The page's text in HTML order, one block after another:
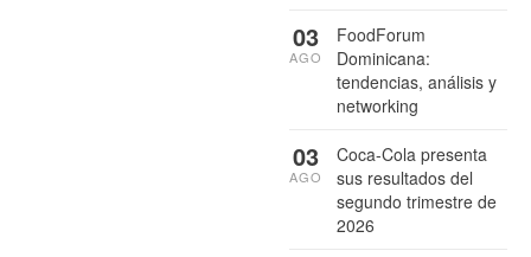
FoodForum
Dominicana:
tendencias, análisis y
networking
03
AGO
Coca-Cola presenta
sus resultados del
segundo trimestre de
2026
03
AGO